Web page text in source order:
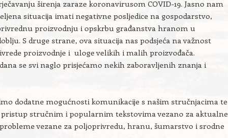
širenja zaraze koronavirusom COVID-19. Jasno nam
situacija imati negativne posljedice na gospodarstvo,
proizvodnju i opskrbu građanstva hranom u
S druge strane, ova situacija nas podsjeća na važnost
proizvodnje i uloge velikih i malih proizvođača.
se svi naglo prisjećamo nekih zaboravljenih znanja i
dodatne mogućnosti komunikacije s našim stručnjacima te
stručnim i popularnim tekstovima vezano za aktualne
vezane za poljoprivredu, hranu, šumarstvo i srodne